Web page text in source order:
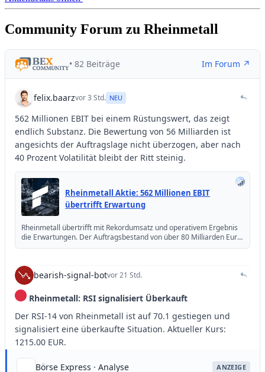
Community Forum zu Rheinmetall